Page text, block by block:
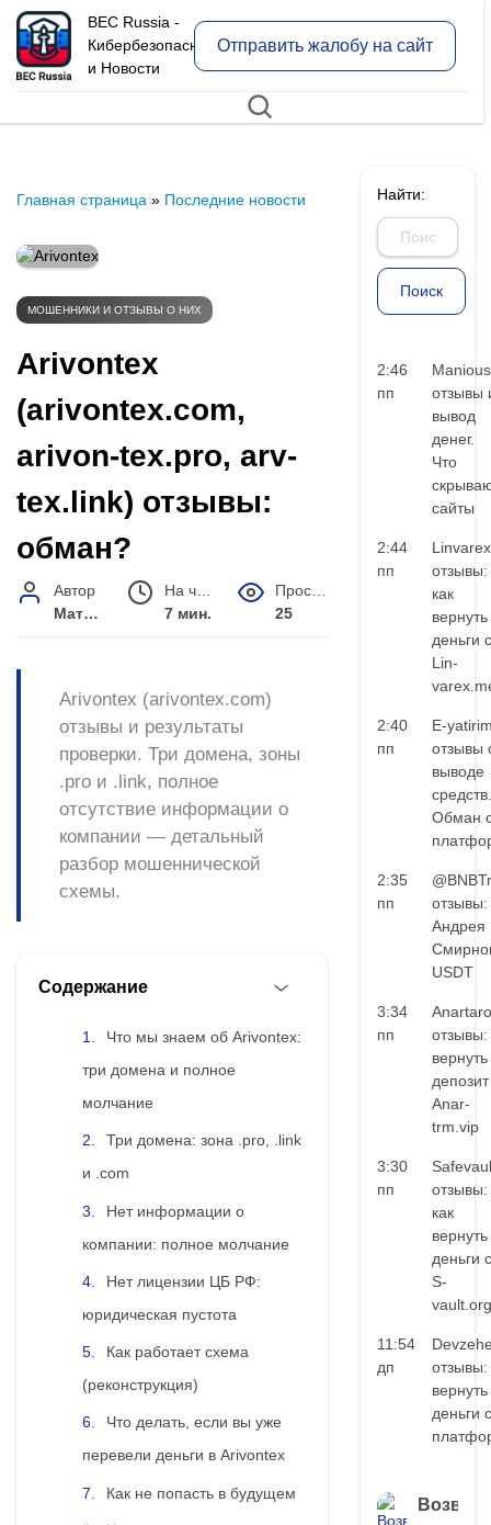
BEC Russia -
Кибербезопасность
и Новости
Отправить жалобу на сайт
Главная страница » Последние новости
МОШЕННИКИ И ОТЗЫВЫ О НИХ
Arivontex
(arivontex.com,
arivon-tex.pro, arv-
tex.link) отзывы:
обман?
Автор
Матвей Иванов
7 мин.
25
Arivontex (arivontex.com)
отзывы и результаты
проверки. Три домена, зоны
.pro и .link, полное
отсутствие информации о
компании — детальный
разбор мошеннической
схемы.
Содержание
Что мы знаем об Arivontex:
три домена и полное
молчание
Три домена: зона .pro, .link
и .com
Нет информации о
компании: полное молчание
Нет лицензии ЦБ РФ:
юридическая пустота
Как работает схема
(реконструкция)
Что делать, если вы уже
перевели деньги в Arivontex
Как не попасть в будущем
Найти:
2:46
пп
Manious
отзывы
вывод
денег.
Что
сайты
2:44
пп
Linvarex
отзывы:
как
вернуть
деньги с
Lin-
2:40
пп
E-
отзывы
выводе
средств.
Обман
2:35
пп
Андрея
USDT
3:34
пп
отзывы:
вернуть
Anar-
trm.vip
3:30
пп
отзывы:
как
вернуть
деньги с
S-
vault.org
11:54
дп
отзывы:
вернуть
деньги с